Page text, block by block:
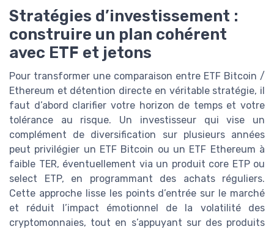
Stratégies d’investissement :
construire un plan cohérent
avec ETF et jetons
Pour transformer une comparaison entre ETF Bitcoin /
Ethereum et détention directe en véritable stratégie, il
faut d’abord clarifier votre horizon de temps et votre
tolérance au risque. Un investisseur qui vise un
complément de diversification sur plusieurs années
peut privilégier un ETF Bitcoin ou un ETF Ethereum à
faible TER, éventuellement via un produit core ETP ou
select ETP, en programmant des achats réguliers.
Cette approche lisse les points d’entrée sur le marché
et réduit l’impact émotionnel de la volatilité des
cryptomonnaies, tout en s’appuyant sur des produits